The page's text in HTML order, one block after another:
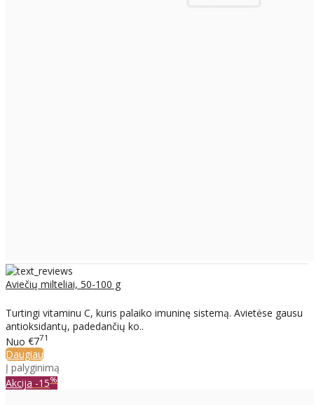
Aviečių milteliai, 50-100 g
Turtingi vitaminu C, kuris palaiko imuninę sistemą. Avietėse gausu
antioksidantų, padedančių ko..
Nuo €771
Daugiau
Į palyginimą
Akcija -15%